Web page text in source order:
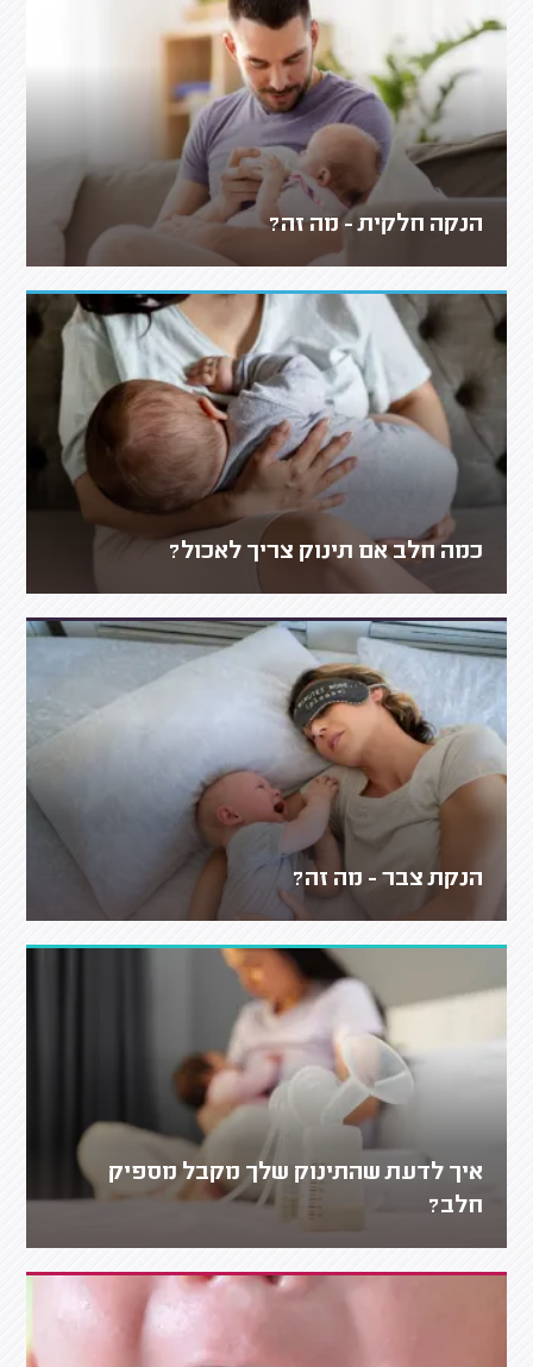
הנקה חלקית - מה זה?
כמה חלב אם תינוק צריך לאכול?
הנקת צבר - מה זה?
איך לדעת שהתינוק שלך מקבל מספיק
חלב?